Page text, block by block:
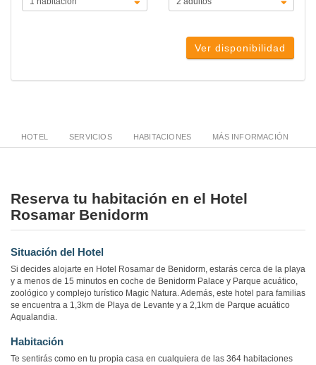
Ver disponibilidad
HOTEL SERVICIOS HABITACIONES MÁS INFORMACIÓN
Reserva tu habitación en el Hotel
Rosamar Benidorm
Situación del Hotel
Si decides alojarte en Hotel Rosamar de Benidorm, estarás cerca de la playa
y a menos de 15 minutos en coche de Benidorm Palace y Parque acuático,
zoológico y complejo turístico Magic Natura. Además, este hotel para familias
se encuentra a 1,3km de Playa de Levante y a 2,1km de Parque acuático
Aqualandia.
Habitación
Te sentirás como en tu propia casa en cualquiera de las 364 habitaciones